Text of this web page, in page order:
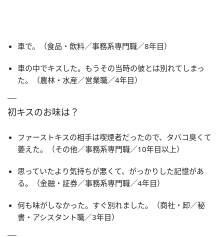
車で。（食品・飲料／事務系専門職／8年目）
車の中でキスした。もうその当時の彼とは別れてしまっ
た。（農林・水産／営業職／4年目）
初キスのお味は？
ファーストキスの相手は喫煙者だったので、タバコ臭くて
萎えた。（その他／事務系専門職／10年目以上）
思っていたより気持ちが悪くて、がっかりした記憶があ
る。（金融・証券／事務系専門職／4年目）
何も味がしなかった。すぐ別れました。（商社・卸／秘
書・アシスタント職／3年目）